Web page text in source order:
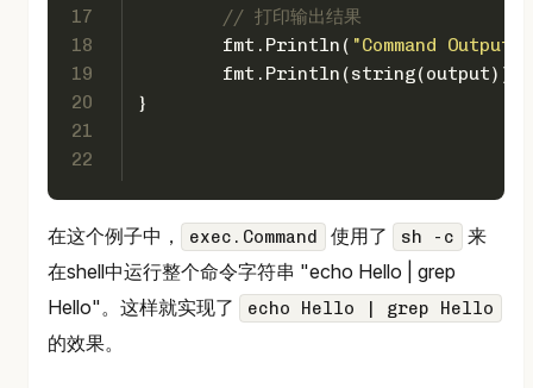
17
18
19
20
21
22
// 打印输出结果
	fmt.Println(
"Command Output:"
	fmt.Println(
string(output))
}
在这个例子中， exec.Command 使用了 sh -c
来
在shell中运行整个命令字符串 "echo Hello | grep
Hello"。这样就实现了
echo Hello | grep Hello
的效果。